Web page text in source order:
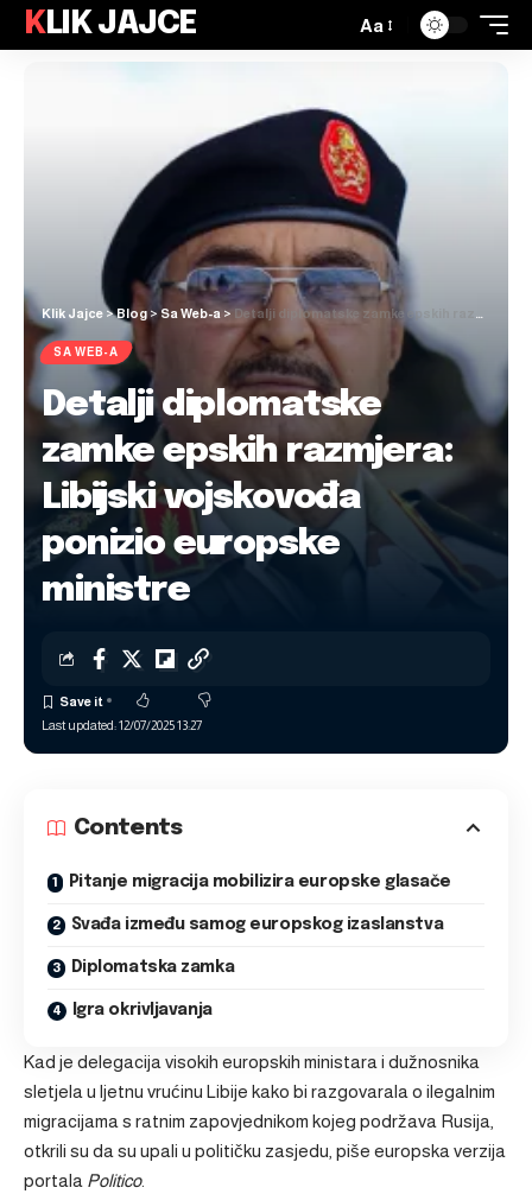
KLIK JAJCE Aa
Klik Jajce >Blog >Sa Web-a > Detalji diplomatske zamke epskih razmjera: Libijski vojskovođa ponizio europske ministre
SA WEB-A
Detalji diplomatske
zamke epskih razmjera:
Libijski vojskovođa
ponizio europske
ministre
Last updated: 12/07/2025 13:27
Contents
Pitanje migracija mobilizira europske glasače
Svađa između samog europskog izaslanstva
Diplomatska zamka
Igra okrivljavanja
Kad je delegacija visokih europskih ministara i dužnosnika
sletjela u ljetnu vrućinu Libije kako bi razgovarala o ilegalnim
migracijama s ratnim zapovjednikom kojeg podržava Rusija,
otkrili su da su upali u političku zasjedu, piše europska verzija
portala Politico.